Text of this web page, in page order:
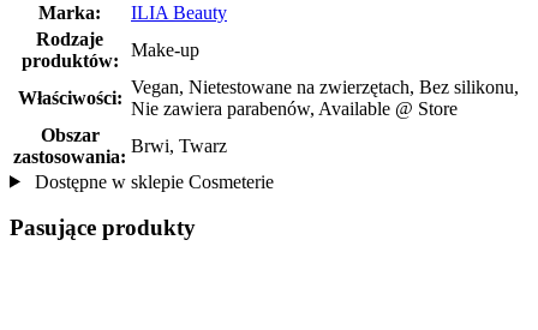
Marka:
ILIA Beauty
Rodzaje
produktów:
Make-up
Właściwości:
Vegan, Nietestowane na zwierzętach, Bez silikonu,
Nie zawiera parabenów, Available @ Store
Obszar
zastosowania:
Brwi, Twarz
Dostępne w sklepie Cosmeterie
Pasujące produkty